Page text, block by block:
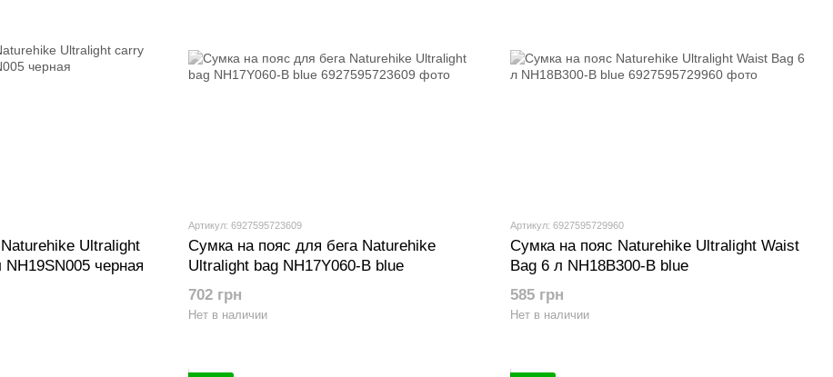
Ultralight
черная
Артикул: 6927595723609
Сумка на пояс для бега Naturehike
Ultralight bag NH17Y060-B blue
702 грн
Нет в наличии
Артикул: 6927595729960
Сумка на пояс Naturehike Ultralight Waist
Bag 6 л NH18B300-B blue
585 грн
Нет в наличии